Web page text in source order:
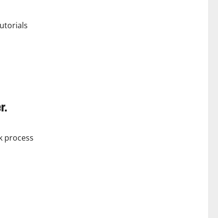
process